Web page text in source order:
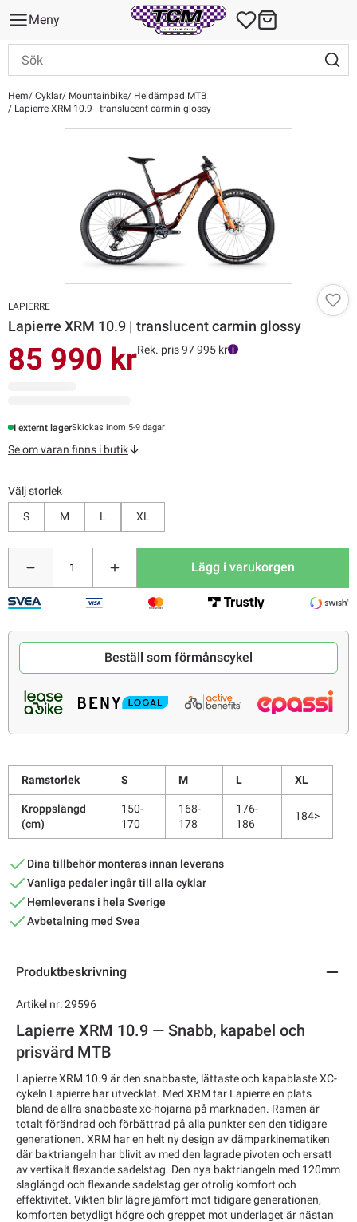
Meny
Hem Cyklar Mountainbike
Heldämpad MTB
Lapierre XRM 10.9 | translucent carmin glossy
LAPIERRE
Lapierre XRM 10.9 | translucent carmin glossy
85 990 krRek. pris 97 995 kr
I externt lagerSkickas inom 5-9 dagar
Se om varan finns i butik
Välj storlek
S
M L XL
Lägg i varukorgen
Beställ som förmånscykel
Ramstorlek S M L XL
Kroppslängd
(cm)
150-
170
168-
178
176-
186
184>
Dina tillbehör monteras innan leverans
Vanliga pedaler ingår till alla cyklar
Hemleverans i hela Sverige
Avbetalning med Svea
Produktbeskrivning
Artikel nr: 29596
Lapierre XRM 10.9 — Snabb, kapabel och
prisvärd MTB
Lapierre XRM 10.9 är den snabbaste, lättaste och kapablaste XC-
cykeln Lapierre har utvecklat. Med XRM tar Lapierre en plats
bland de allra snabbaste xc-hojarna på marknaden. Ramen är
totalt förändrad och förbättrad på alla punkter sen den tidigare
generationen. XRM har en helt ny design av dämparkinematiken
där baktriangeln har blivit av med den lagrade pivoten och ersatt
av vertikalt flexande sadelstag. Den nya baktriangeln med 120mm
slaglängd och flexande sadelstag ger otrolig komfort och
effektivitet. Vikten blir lägre jämfört mot tidigare generationen,
komforten betydligt högre och greppet mot underlaget är nästan